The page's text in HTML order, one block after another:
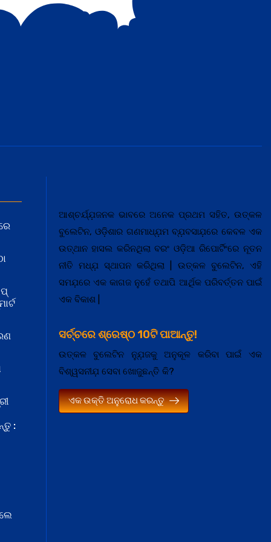
:
ଆଶ୍ଚର୍ଯ୍ଯ଼ଜନକ ଭାବରେ ଅନେକ ପ୍ରଥମ ସହିତ, ଉତ୍କଳ
ବୁଲେଟିନ, ଓଡ଼ିଶାର ଗଣମାଧ୍ଯ଼ମ ବ୍ଯ଼ବସାଯ଼ରେ କେବଳ ଏକ
ଉତ୍ଥାନ ହାସଲ କରିନଥିଲା ବରଂ ଓଡ଼ିଆ ରିପୋର୍ଟିଂରେ ନୂତନ
ନୀତି ମଧ୍ଯ଼ ସ୍ଥାପନ କରିଥିଲା | ଉତ୍କଳ ବୁଲେଟିନ, ଏହି
ସମଯ଼ରେ ଏକ କାଗଜ ନୁହେଁ ତଥାପି ଆର୍ଥିକ ପରିବର୍ତ୍ତନ ପାଇଁ
ଏକ ବିକାଶ |
ସର୍ଚ୍ଚରେ ଶ୍ରେଷ୍ଠ 10ଟି ପାଆନ୍ତୁ!
ଉତ୍କଳ ବୁଲେଟିନ ନ୍ଯ଼ୁଜକୁ ଅନୁକୂଳ କରିବା ପାଇଁ ଏକ
ବିଶ୍ୱସନୀଯ଼ ସେବା ଖୋଜୁଛନ୍ତି କି?
ଏକ ଉକ୍ତି ଅନୁରୋଧ କରନ୍ତୁ